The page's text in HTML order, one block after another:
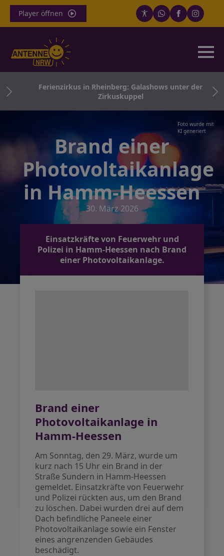
Player öffnen
Ferienzirkus in Rheinberg: Galashows unter der
Zirkuskuppel
Foto wurde mit
KI generiert
Brand einer
Photovoltaikanlage
in Hamm-Heessen
30. März 2026
Einsatzkräfte von Feuerwehr und
Polizei in Hamm-Heessen nach Brand
einer Photovoltaikanlage.
Brand einer
Photovoltaikanlage in
Hamm-Heessen
Am Sonntag, den 29. März, wurde um
kurz nach 15 Uhr ein Brand in der
Straße Sundern in Hamm-Heessen
gemeldet. Einsatzkräfte von Feuerwehr
und Polizei rückten aus, um den Brand
zu löschen. Dabei wurden drei auf dem
Dach befindliche Paneele einer
Photovoltaikanlage sowie ein Fenster
eines angrenzenden Gebäudes
beschädigt.